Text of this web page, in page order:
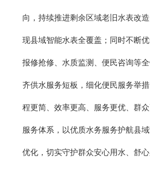
向，持续推进剩余区域老旧水表改
现县域智能水表全覆盖；同时不断优
报修抢修、水质监测、便民咨询等
齐供水服务短板，细化便民服务举
程更简、效率更高、服务更优、群
服务体系，以优质水务服务护航县
优化，切实守护群众安心用水、舒心